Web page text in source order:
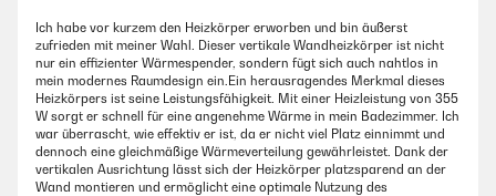
Ich habe vor kurzem den Heizkörper erworben und bin äußerst
zufrieden mit meiner Wahl. Dieser vertikale Wandheizkörper ist nicht
nur ein effizienter Wärmespender, sondern fügt sich auch nahtlos in
mein modernes Raumdesign ein.Ein herausragendes Merkmal dieses
Heizkörpers ist seine Leistungsfähigkeit. Mit einer Heizleistung von 355
W sorgt er schnell für eine angenehme Wärme in mein Badezimmer. Ich
war überrascht, wie effektiv er ist, da er nicht viel Platz einnimmt und
dennoch eine gleichmäßige Wärmeverteilung gewährleistet. Dank der
vertikalen Ausrichtung lässt sich der Heizkörper platzsparend an der
Wand montieren und ermöglicht eine optimale Nutzung des